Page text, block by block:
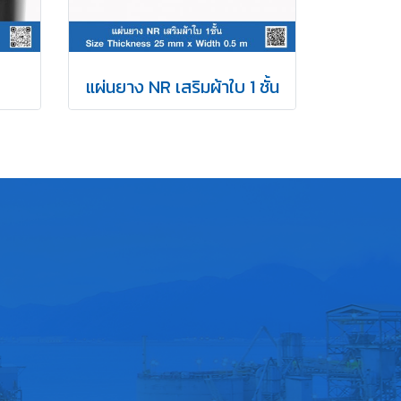
แผ่นยาง NR เสริมผ้าใบ 1 ชั้น